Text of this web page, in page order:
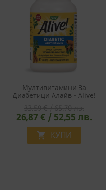
Мултивитамини За
Диабетици Алайв - Alive!
26,87 € / 52,55 лв.
 КУПИ